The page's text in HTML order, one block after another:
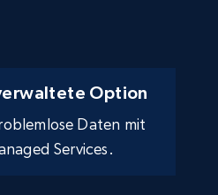
Option
Daten mit
Services.